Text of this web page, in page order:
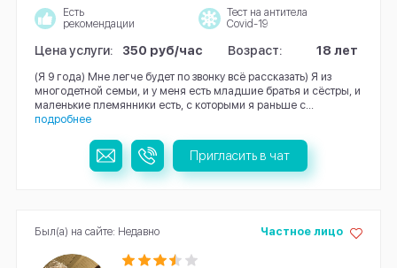
Есть
рекомендации
Тест на антитела
Covid-19
Цена услуги: 350 руб/час Возраст: 18 лет
(Я 9 года) Мне легче будет по звонку всё рассказать) Я из
многодетной семьи, и у меня есть младшие братья и сёстры, и
маленькие племянники есть, с которыми я раньше с...
подробнее
Пригласить в чат
Частное лицо
Был(а) на сайте: Недавно